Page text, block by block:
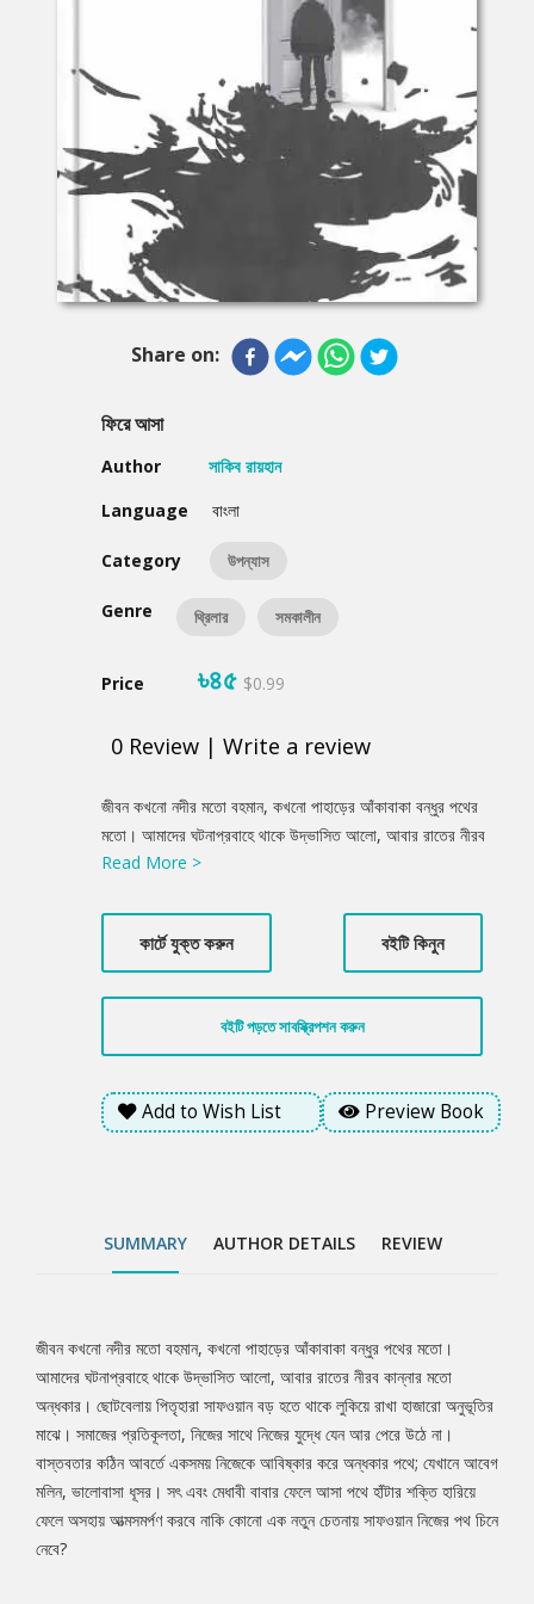
Share on:
ফিরে আসা
Author
সাকিব রায়হান
Language
বাংলা
Category উপন্যাস
Genre থ্রিলার সমকালীন
Price ৳৪৫ $0.99
0 Review | Write a review
Product
Summery
জীবন কখনো নদীর মতো বহমান, কখনো পাহাড়ের আঁকাবাকা বন্ধুর পথের
মতো। আমাদের ঘটনাপ্রবাহে থাকে উদ্ভাসিত আলো, আবার রাতের নীরব
কান্নার মতো অন্ধকার। ছোটবেলায় পিতৃহারা সাফওয়ান বড় হতে থাকে লুকিয়ে
যেন আর পেরে উঠে না। বাস্তবতার কঠিন আবর্তে একসময় নিজেকে আবিষ্কার
করে অন্ধকার পথে; যেখানে আবেগ মলিন, ভালোবাসা ধূসর। সৎ এবং মেধাবী
বাবার ফেলে আসা পথে হাঁটার শক্তি হারিয়ে ফেলে অসহায় আত্মসমর্পণ করবে
নাকি কোনো এক নতুন চেতনায় সাফওয়ান নিজের পথ চিনে নেবে?
Read More >
কার্টে যুক্ত করুন বইটি কিনুন
বইটি পড়তে সাবস্ক্রিপশন করুন
Add to Wish List Preview Book
SUMMARY AUTHOR DETAILS REVIEW
Tab
Article
জীবন কখনো নদীর মতো বহমান, কখনো পাহাড়ের আঁকাবাকা বন্ধুর পথের মতো।
আমাদের ঘটনাপ্রবাহে থাকে উদ্ভাসিত আলো, আবার রাতের নীরব কান্নার মতো
অন্ধকার। ছোটবেলায় পিতৃহারা সাফওয়ান বড় হতে থাকে লুকিয়ে রাখা হাজারো অনুভূতির
মাঝে। সমাজের প্রতিকূলতা, নিজের সাথে নিজের যুদ্ধে যেন আর পেরে উঠে না।
বাস্তবতার কঠিন আবর্তে একসময় নিজেকে আবিষ্কার করে অন্ধকার পথে; যেখানে আবেগ
মলিন, ভালোবাসা ধূসর। সৎ এবং মেধাবী বাবার ফেলে আসা পথে হাঁটার শক্তি হারিয়ে
ফেলে অসহায় আত্মসমর্পণ করবে নাকি কোনো এক নতুন চেতনায় সাফওয়ান নিজের পথ চিনে
নেবে?